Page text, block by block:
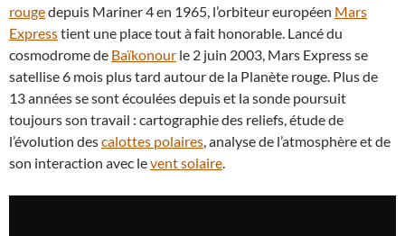
rougedepuis Mariner 4 en 1965, l’orbiteur européen Mars
Expresstient une place tout à fait honorable. Lancé du
cosmodrome de Baïkonour le 2 juin 2003, Mars Express se
satellise 6 mois plus tard autour de la Planète rouge. Plus de
13 années se sont écoulées depuis et la sonde poursuit
toujours son travail : cartographie des reliefs, étude de
l’évolution descalottes polaires, analyse de l’atmosphère et de
son interaction avec levent solaire.